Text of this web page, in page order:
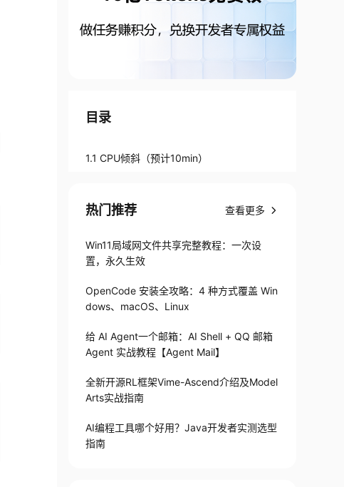
目录
1.1 CPU倾斜（预计10min）
热门推荐 查看更多
Win11局域网文件共享完整教程：一次设
置，永久生效
OpenCode 安装全攻略：4 种方式覆盖 Win
dows、macOS、Linux
给 AI Agent一个邮箱：AI Shell + QQ 邮箱
Agent 实战教程【Agent Mail】
全新开源RL框架Vime-Ascend介绍及Model
Arts实战指南
AI编程工具哪个好用？Java开发者实测选型
指南